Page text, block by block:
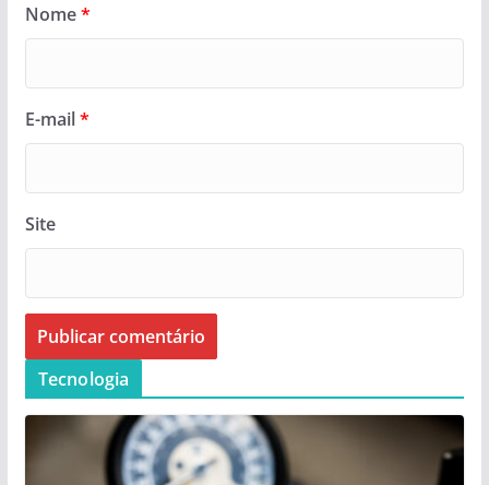
Nome*
E-mail*
Site
Tecnologia